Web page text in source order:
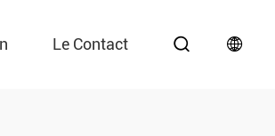
Le Contact